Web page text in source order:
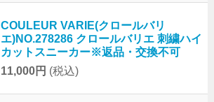
COULEUR VARIE(クロールバリ
エ)NO.278286 クロールバリエ 刺繍ハイ
カットスニーカー※返品・交換不可
11,000円 (税込)